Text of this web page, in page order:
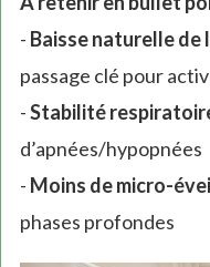
- Baisse naturelle
passage clé pour
-Stabilité
d’apnées/hypopnées
- Moins de micro-
phases profondes